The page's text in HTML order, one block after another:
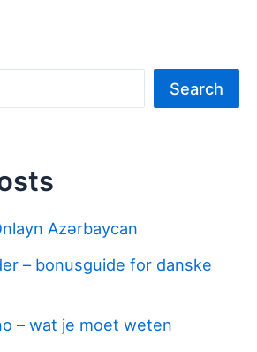
Search
Azərbaycan
– bonusguide for danske
– wat je moet weten